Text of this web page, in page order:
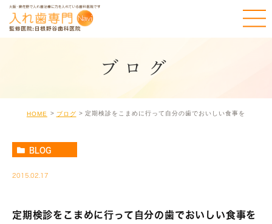
ブログ
HOME ブログ 定期検診をこまめに行って自分の歯でおいしい食事を
BLOG
2015.02.17
定期検診をこまめに行って自分の歯でおいしい食事を